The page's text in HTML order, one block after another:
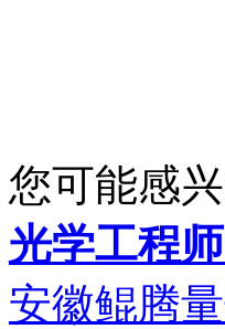
您可能感
光学工程
安徽鲲腾